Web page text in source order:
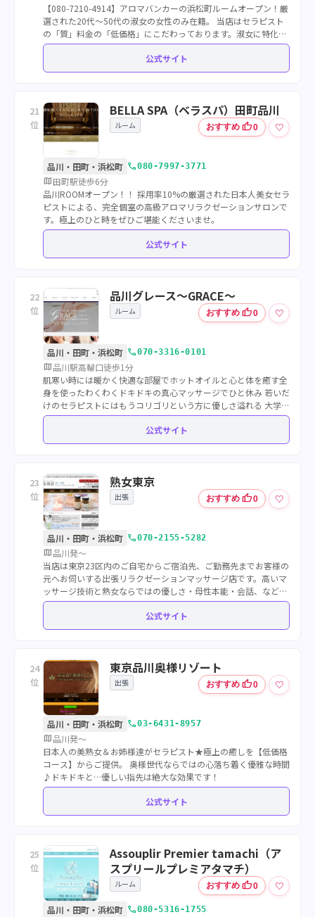
【080-7210-4914】アロマバンカーの浜松町ルームオープン！厳
選された20代～50代の淑女の女性のみ在籍。 当店はセラピスト
の「質」料金の「低価格」にこだわっております。淑女に特化し
たメンズエステ店です。
公式サイト
21
位
BELLA SPA（ベラスパ）田町品川
ルーム おすすめ thumb_up0 ♡
品川・田町・浜松町 call080-7997-3771
map田町駅徒歩6分
品川ROOMオープン！！ 採用率10%の厳選された日本人美女セラ
ピストによる、完全個室の高級アロマリラクゼーションサロンで
す。極上のひと時をぜひご堪能くださいませ。
公式サイト
22
位
品川グレース～GRACE～
ルーム おすすめ thumb_up0 ♡
品川・田町・浜松町 call070-3316-0101
map品川駅高輪口徒歩1分
肌寒い時には暖かく快適な部屋でホットオイルと心と体を癒す全
身を使ったわくわくドキドキの真心マッサージでひと休み 若いだ
けのセラピストにはもうコリゴリという方に優しさ溢れる 大学
生/主婦/美容師/OL/秘書/看護師/モデルの在籍セラがおもてなし
公式サイト
23
位
熟女東京
出張 おすすめ thumb_up0 ♡
品川・田町・浜松町 call070-2155-5282
map品川発～
当店は東京23区内のご自宅からご宿泊先、ご勤務先までお客様の
元へお伺いする出張リラクゼーションマッサージ店です。高いマ
ッサージ技術と熟女ならではの優しさ・母性本能・会話、などの
接客でお客様に心からの安らぎをお届け致します。サロンもあり
公式サイト
24
位
東京品川奥様リゾート
出張 おすすめ thumb_up0 ♡
品川・田町・浜松町 call03-6431-8957
map品川発～
日本人の美熟女＆お姉様達がセラピスト★極上の癒しを【低価格
コース】からご提供。 奥様世代ならではの心落ち着く優雅な時間
♪ドキドキと…優しい指先は絶大な効果です！
公式サイト
25
位
Assouplir Premier tamachi（ア
スプリールプレミアタマチ）
ルーム おすすめ thumb_up0
♡
品川・田町・浜松町 call080-5316-1755